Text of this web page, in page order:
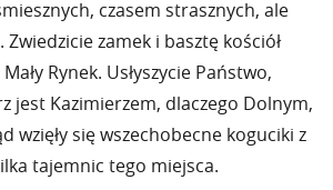
czasem strasznych, ale
Zwiedzicie zamek i basztę kościół
Rynek. Usłyszycie Państwo,
jest Kazimierzem, dlaczego Dolnym,
wzięły się wszechobecne koguciki z
tajemnic tego miejsca.